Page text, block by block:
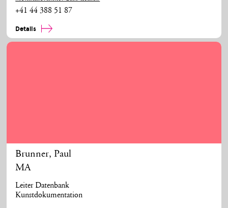
+41 44 388 51 87
Details
Brunner, Paul
MA
Leiter Datenbank
Kunstdokumentation